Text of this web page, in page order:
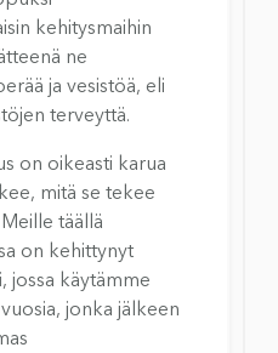
kehitysmaihin
ne
ja vesistöä, eli
terveyttä.
on oikeasti karua
mitä se tekee
täällä
on kehittynyt
jossa käytämme
jonka jälkeen